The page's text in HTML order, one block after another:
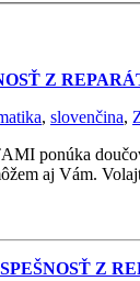
Z
, slovenčina,
ponúka
aj Vám.
Z